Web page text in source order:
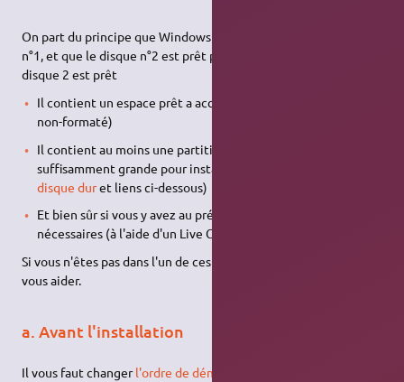
On part du principe que Windows est installé sur le disque dur
n°1, et que le disque n°2 est prêt pour accueillir Ubuntu. Le
disque 2 est prêt
Il contient un espace prêt a accueillir Linux (Espace Libre
non-formaté)
Il contient au moins une partition primaire libre,
suffisamment grande pour installer Ubuntu. (cf
disque duret liens ci-dessous)
Et bien sûr si vous y avez au préalable créé les partitions
nécessaires (à l'aide d'un Live CD de Gparted par exemple).
Si vous n'êtes pas dans l'un de ces 3 cas, lisez
vous aider.
a. Avant l'installation
Il vous faut changerl'ordre de démarrage dans le BIOS